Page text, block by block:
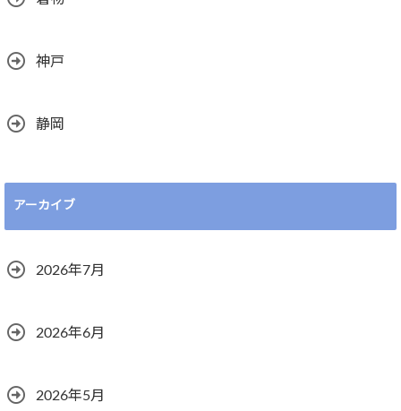
神戸
静岡
アーカイブ
2026年7月
2026年6月
2026年5月